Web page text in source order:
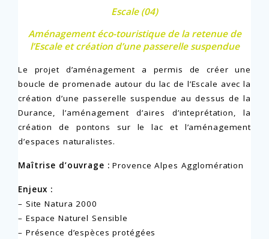
Escale (04)
Aménagement éco-touristique de la retenue de
l’Escale et création d’une passerelle suspendue
Le projet d’aménagement a permis de créer une
boucle de promenade autour du lac de l’Escale avec la
création d’une passerelle suspendue au dessus de la
Durance, l’aménagement d’aires d’inteprétation, la
création de pontons sur le lac et l’aménagement
d’espaces naturalistes.
Maîtrise d’ouvrage : Provence Alpes Agglomération
Enjeux :
– Site Natura 2000
– Espace Naturel Sensible
– Présence d’espèces protégées